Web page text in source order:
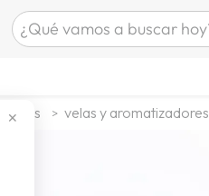
¿Qué vamos a buscar hoy?
celulares
✕ velas y aromatizadores